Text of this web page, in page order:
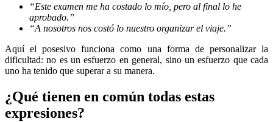
“Este examen me ha costado lo mío, pero al final lo he
aprobado.”
“A nosotros nos costó lo nuestro organizar el viaje.”
Aquí el posesivo funciona como una forma de personalizar la
dificultad: no es un esfuerzo en general, sino un esfuerzo que cada
uno ha tenido que superar a su manera.
¿Qué tienen en común todas estas
expresiones?